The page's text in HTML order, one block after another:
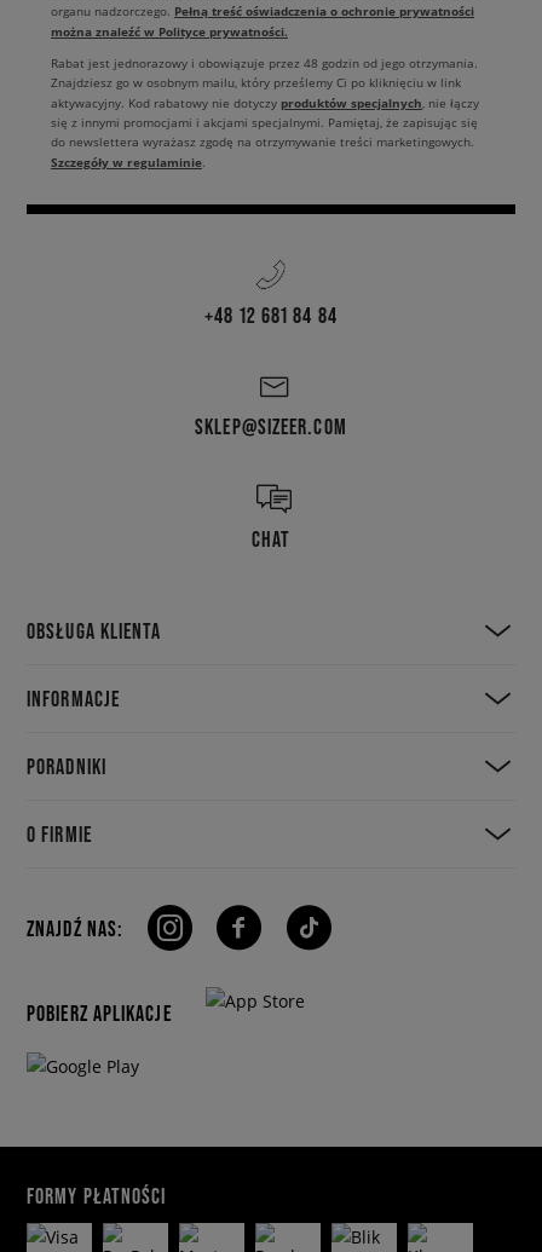
organu nadzorczego. Pełną treść oświadczenia o ochronie prywatności
można znaleźć w Polityce prywatności.
Rabat jest jednorazowy i obowiązuje przez 48 godzin od jego otrzymania.
Znajdziesz go w osobnym mailu, który prześlemy Ci po kliknięciu w link
aktywacyjny. Kod rabatowy nie dotyczy produktów specjalnych, nie łączy
się z innymi promocjami i akcjami specjalnymi. Pamiętaj, że zapisując się
do newslettera wyrażasz zgodę na otrzymywanie treści marketingowych.
Szczegóły w regulaminie.
+48 12 681 84 84
SKLEP@SIZEER.COM
CHAT
OBSŁUGA KLIENTA
INFORMACJE
PORADNIKI
O FIRMIE
ZNAJDŹ NAS:
POBIERZ APLIKACJE
FORMY PŁATNOŚCI